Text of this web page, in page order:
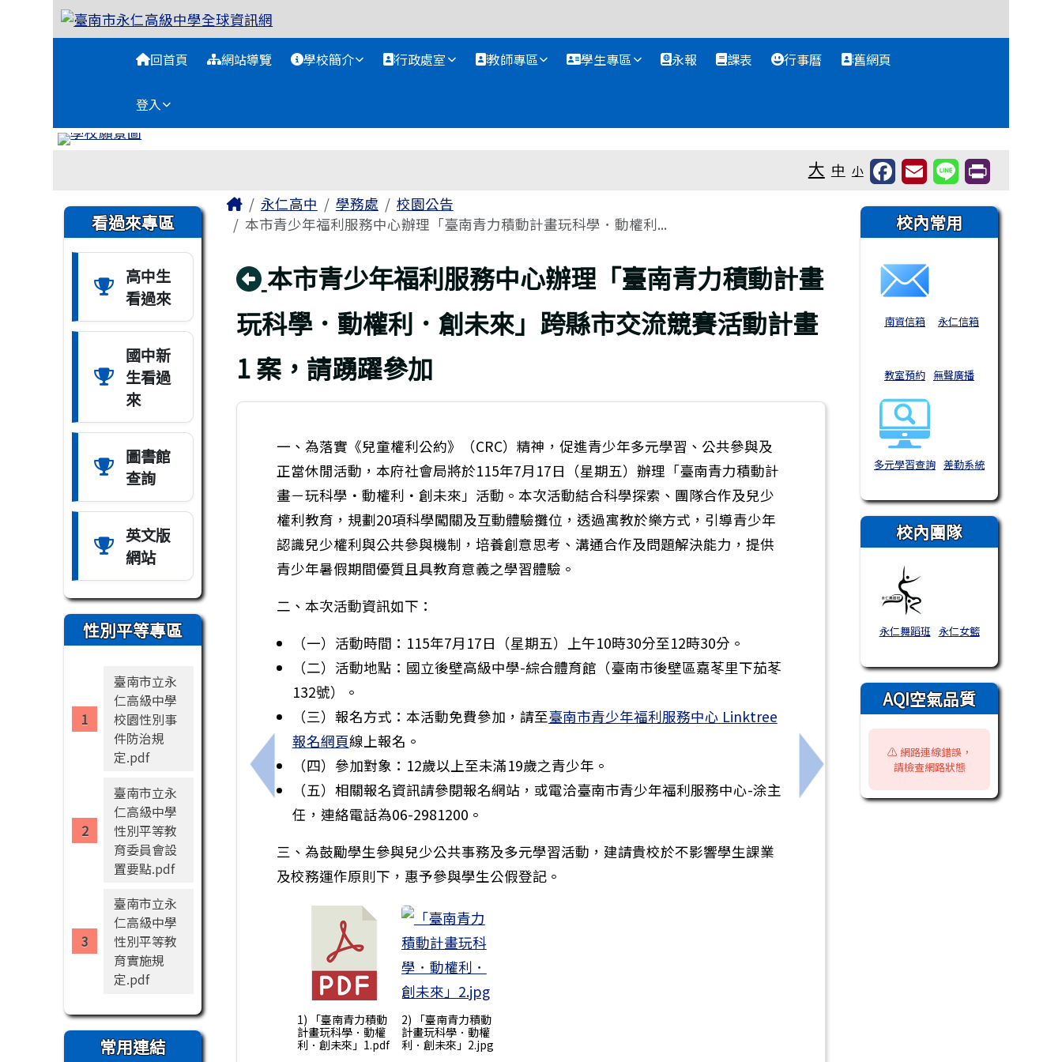
跳至主內容區
臺南市永仁高級中學全球資訊網
回首頁 網站導覽 學校簡介 行政處室 教師專區 學生專區 永報 課表 行事曆 舊網頁
登入
大 中 小
左邊區域內容
看過來專區
高中生
看過來
國中新
生看過
來
圖書館
查詢
英文版
網站
性別平等專區
臺南市立永
仁高級中學
校園性別事
件防治規
定.pdf
臺南市立永
仁高級中學
性別平等教
育委員會設
置要點.pdf
臺南市立永
仁高級中學
性別平等教
育實施規
定.pdf
常用連結
主內容區域
Home永仁高中 學務處
校園公告
本市青少年福利服務中心辦理「臺南青力積動計畫玩科學．動權利...
回上頁
本市青少年福利服務中心辦理「臺南青力積動計畫
玩科學．動權利．創未來」跨縣市交流競賽活動計畫
1 案，請踴躍參加
上一筆：教育部國民及學前教育署辦理「115年度全國高級中 等學校學生自治及參與之培力研習營實施計畫」，報名時 間延至
一、為落實《兒童權利公約》（CRC）精神，促進青少年多元學習、公共參與及
正當休閒活動，本府社會局將於115年7月17日（星期五）辦理「臺南青力積動計
畫－玩科學・動權利・創未來」活動。本次活動結合科學探索、團隊合作及兒少
權利教育，規劃20項科學闖關及互動體驗攤位，透過寓教於樂方式，引導青少年
認識兒少權利與公共參與機制，培養創意思考、溝通合作及問題解決能力，提供
青少年暑假期間優質且具教育意義之學習體驗。
二、本次活動資訊如下：
（一）活動時間：115年7月17日（星期五）上午10時30分至12時30分。
（二）活動地點：國立後壁高級中學-綜合體育館（臺南市後壁區嘉苳里下茄苳
132號）。
（三）報名方式：本活動免費參加，請至臺南市青少年福利服務中心 Linktree
報名網頁線上報名。
（四）參加對象：12歲以上至未滿19歲之青少年。
（五）相關報名資訊請參閱報名網站，或電洽臺南市青少年福利服務中心-涂主
任，連絡電話為06-2981200。
三、為鼓勵學生參與兒少公共事務及多元學習活動，建請貴校於不影響學生課業
及校務運作原則下，惠予參與學生公假登記。
1) 「臺南青力積動
計畫玩科學．動權
利．創未來」1.pdf
2) 「臺南青力積動
計畫玩科學．動權
利．創未來」2.jpg
下一筆：公告宣傳臺南市政府文化局7
右邊區域內容
校內常用
南資信箱 永仁信箱
教室預約 無聲廣播
多元學習查詢 差勤系統
校內團隊
永仁舞蹈班 永仁女籃
AQI空氣品質
⚠️ 網路連線錯誤，
請檢查網路狀態
頁尾區域